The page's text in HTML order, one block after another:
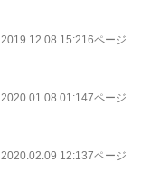
2019.12.08 15:216ページ
2020.01.08 01:147ページ
2020.02.09 12:137ページ